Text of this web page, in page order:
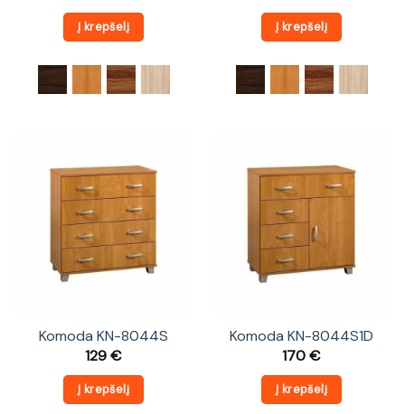
Į krepšelį Į krepšelį
Komoda KN-8044S
129€
Į krepšelį
Komoda KN-8044S1D
170€
Į krepšelį